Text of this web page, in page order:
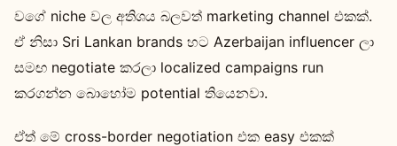
වගේ niche වල අතිශය බලවත් marketing channel එකක්.
ඒ නිසා Sri Lankan brands හට Azerbaijan influencer ලා
සමඟ negotiate කරලා localized campaigns run
කරගන්න බොහෝම potential තියෙනවා.
ඒත් මේ cross-border negotiation එක easy එකක්